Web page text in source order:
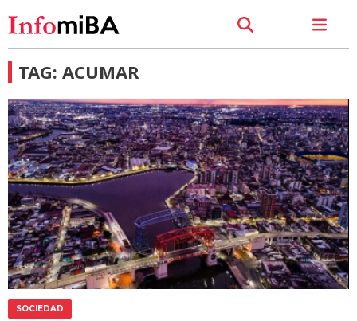
TAG: ACUMAR
SOCIEDAD